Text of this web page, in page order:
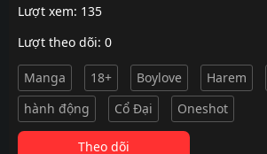
Lượt xem: 135
Lượt theo dõi: 0
Manga 18+ Boylove Harem
hành động
Cổ Đại Oneshot
Theo dõi